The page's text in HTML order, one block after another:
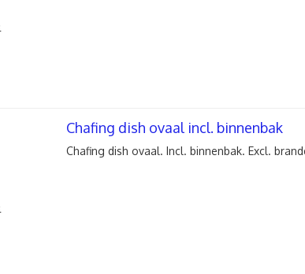
Chafing dish ovaal incl. binnenbak
Chafing dish ovaal. Incl. binnenbak. Excl.